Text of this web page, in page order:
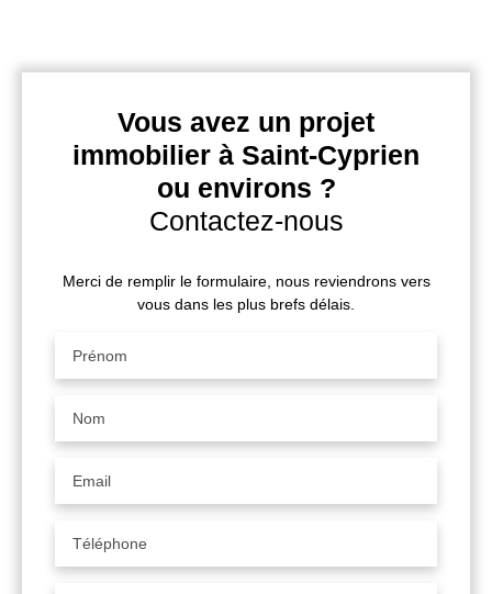
Vous avez un projet
immobilier à Saint-Cyprien
ou environs ?
Contactez-nous
Merci de remplir le formulaire, nous reviendrons vers
vous dans les plus brefs délais.
Prénom
Nom
Email
Téléphone